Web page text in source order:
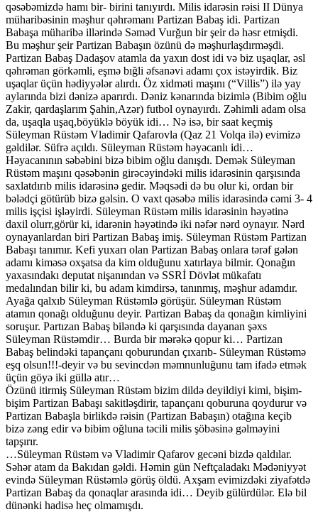
qəsəbəmizdə hamı bir- birini tanıyırdı. Milis idarəsin rəisi II Dünya
müharibəsinin məşhur qəhrəmanı Partizan Babaş idi. Partizan
Babaşa müharibə illərində Səməd Vurğun bir şeir də həsr etmişdi.
Bu məşhur şeir Partizan Babaşın özünü də məşhurlaşdırməşdi.
Partizan Babaş Dadaşov atamla da yaxın dost idi və biz uşaqlar, əsl
qəhrəman görkəmli, eşmə bığli əfsanəvi adamı çox istəyirdik. Biz
uşaqlar üçün hədiyyələr alırdı. Öz xidməti maşını (“Villis”) ilə yay
aylarında bizi dənizə aparırdı. Dəniz kənarında bizimlə (Bibim oğlu
Zakir, qardaşlarım Şahin,Azər) futbol oynayırdı. Zəhimli adam olsa
da, uşaqla uşaq,böyüklə böyük idi… Nə isə, bir saat keçmiş
Süleyman Rüstəm Vladimir Qafarovla (Qaz 21 Volqa ilə) evimizə
gəldilər. Süfrə açıldı. Süleyman Rüstəm həyəcanlı idi…
Həyacanının səbəbini bizə bibim oğlu danışdı. Demək Süleyman
Rüstəm maşını qəsəbənin girəcəyindəki milis idarəsinin qarşısında
saxlatdırıb milis idarəsinə gedir. Məqsədi də bu olur ki, ordan bir
bələdçi götürüb bizə gəlsin. O vaxt qəsəbə milis idarəsində cəmi 3- 4
milis işçisi işləyirdi. Süleyman Rüstəm milis idarəsinin həyətinə
daxil olurr,görür ki, idarənin həyətində iki nəfər nərd oynayır. Nərd
oynayanlardan biri Partizan Babaş imiş. Süleyman Rüstəm Partizan
Babaşı tanımır. Kefi yuxarı olan Partizan Babaş onlara tərəf gələn
adamı kiməsə oxşatsa da kim olduğunu xatırlaya bilmir. Qonağın
yaxasındakı deputat nişanından və SSRİ Dövlət mükafatı
medalından bilir ki, bu adam kimdirsə, tanınmış, məşhur adamdır.
Ayağa qalxıb Süleyman Rüstəmlə görüşür. Süleyman Rüstəm
atamın qonağı olduğunu deyir. Partizan Babaş da qonağın kimliyini
soruşur. Partızan Babaş biləndə ki qarşısında dayanan şəxs
Süleyman Rüstəmdir… Burda bir mərəkə qopur ki… Partizan
Babaş belindəki tapançanı qoburundan çıxarıb- Süleyman Rüstəmə
eşq olsun!!!-deyir və bu sevincdən məmnunluğunu tam ifadə etmək
üçün göyə iki güllə atır…
Özünü itirmiş Süleyman Rüstəm bizim dildə deyildiyi kimi, bişim-
bişim Partizan Babaşı sakitləşdirir, tapançanı qoburuna qoydurur və
Partizan Babaşla birlikdə rəisin (Partizan Babaşın) otağına keçib
bizə zəng edir və bibim oğluna təcili milis şöbəsinə gəlməyini
tapşırır.
…Süleyman Rüstəm və Vladimir Qafarov gecəni bizdə qaldılar.
Səhər atam da Bakıdan gəldi. Həmin gün Neftçaladakı Mədəniyyət
evində Süleyman Rüstəmlə görüş öldü. Axşam evimizdəki ziyafətdə
Partizan Babaş da qonaqlar arasında idi… Deyib gülürdülər. Elə bil
dünənki hadisə heç olmamışdı.